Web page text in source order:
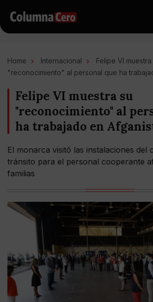
Home Internacional
Felipe VI muestra
"reconocimiento" al personal que ha
Felipe VI muestra su
"reconocimiento" al
ha trabajado en
El monarca visitó las instalaciones del
tránsito para el personal cooperante
familias